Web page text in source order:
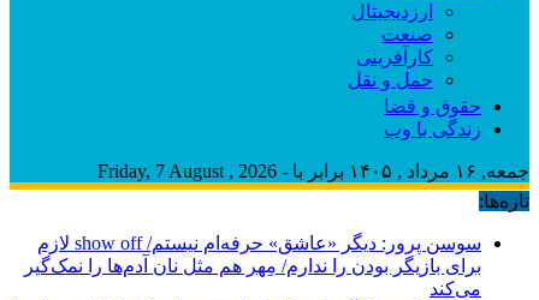
ارزدیجیتال
صنعت
کارآفرینی
حمل و نقل
حقوق و قضا
زندگی با وب
جمعه, ۱۶ مرداد , ۱۴۰۵ برابر با - Friday, 7 August , 2026
تازه‌ها:
سوسن پرور: دیگر «عاشق» حرفه‌ام نیستم/ show off لازم
برای بازیگر بودن را ندارم/ مِهر هم مثل نان آدم‌ها را نمک‌گیر
می‌کند